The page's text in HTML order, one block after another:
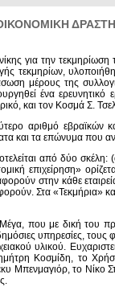
για την
τεκμηρίων,
μέρους της
ένα
και τον Κοσμά Σ.
αριθμό εβραϊκών
και τα επώνυμα που
από δύο σκέλη:
επιχείρηση»
στην κάθε
Στα «Τεκμήρια»
Μέγα, που με δική του
υπηρεσίες, τους
υλικού.
Κοσμίδη, το
Μπενμαγιόρ, το